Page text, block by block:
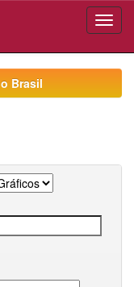
Brasil